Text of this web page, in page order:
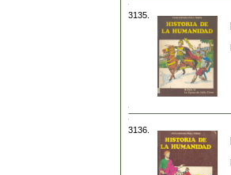
3135.
3136.